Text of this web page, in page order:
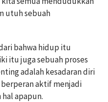
utuh sebuah
bahwa hidup itu
itu juga sebuah proses
adalah kesadaran diri
aktif menjadi
apapun.